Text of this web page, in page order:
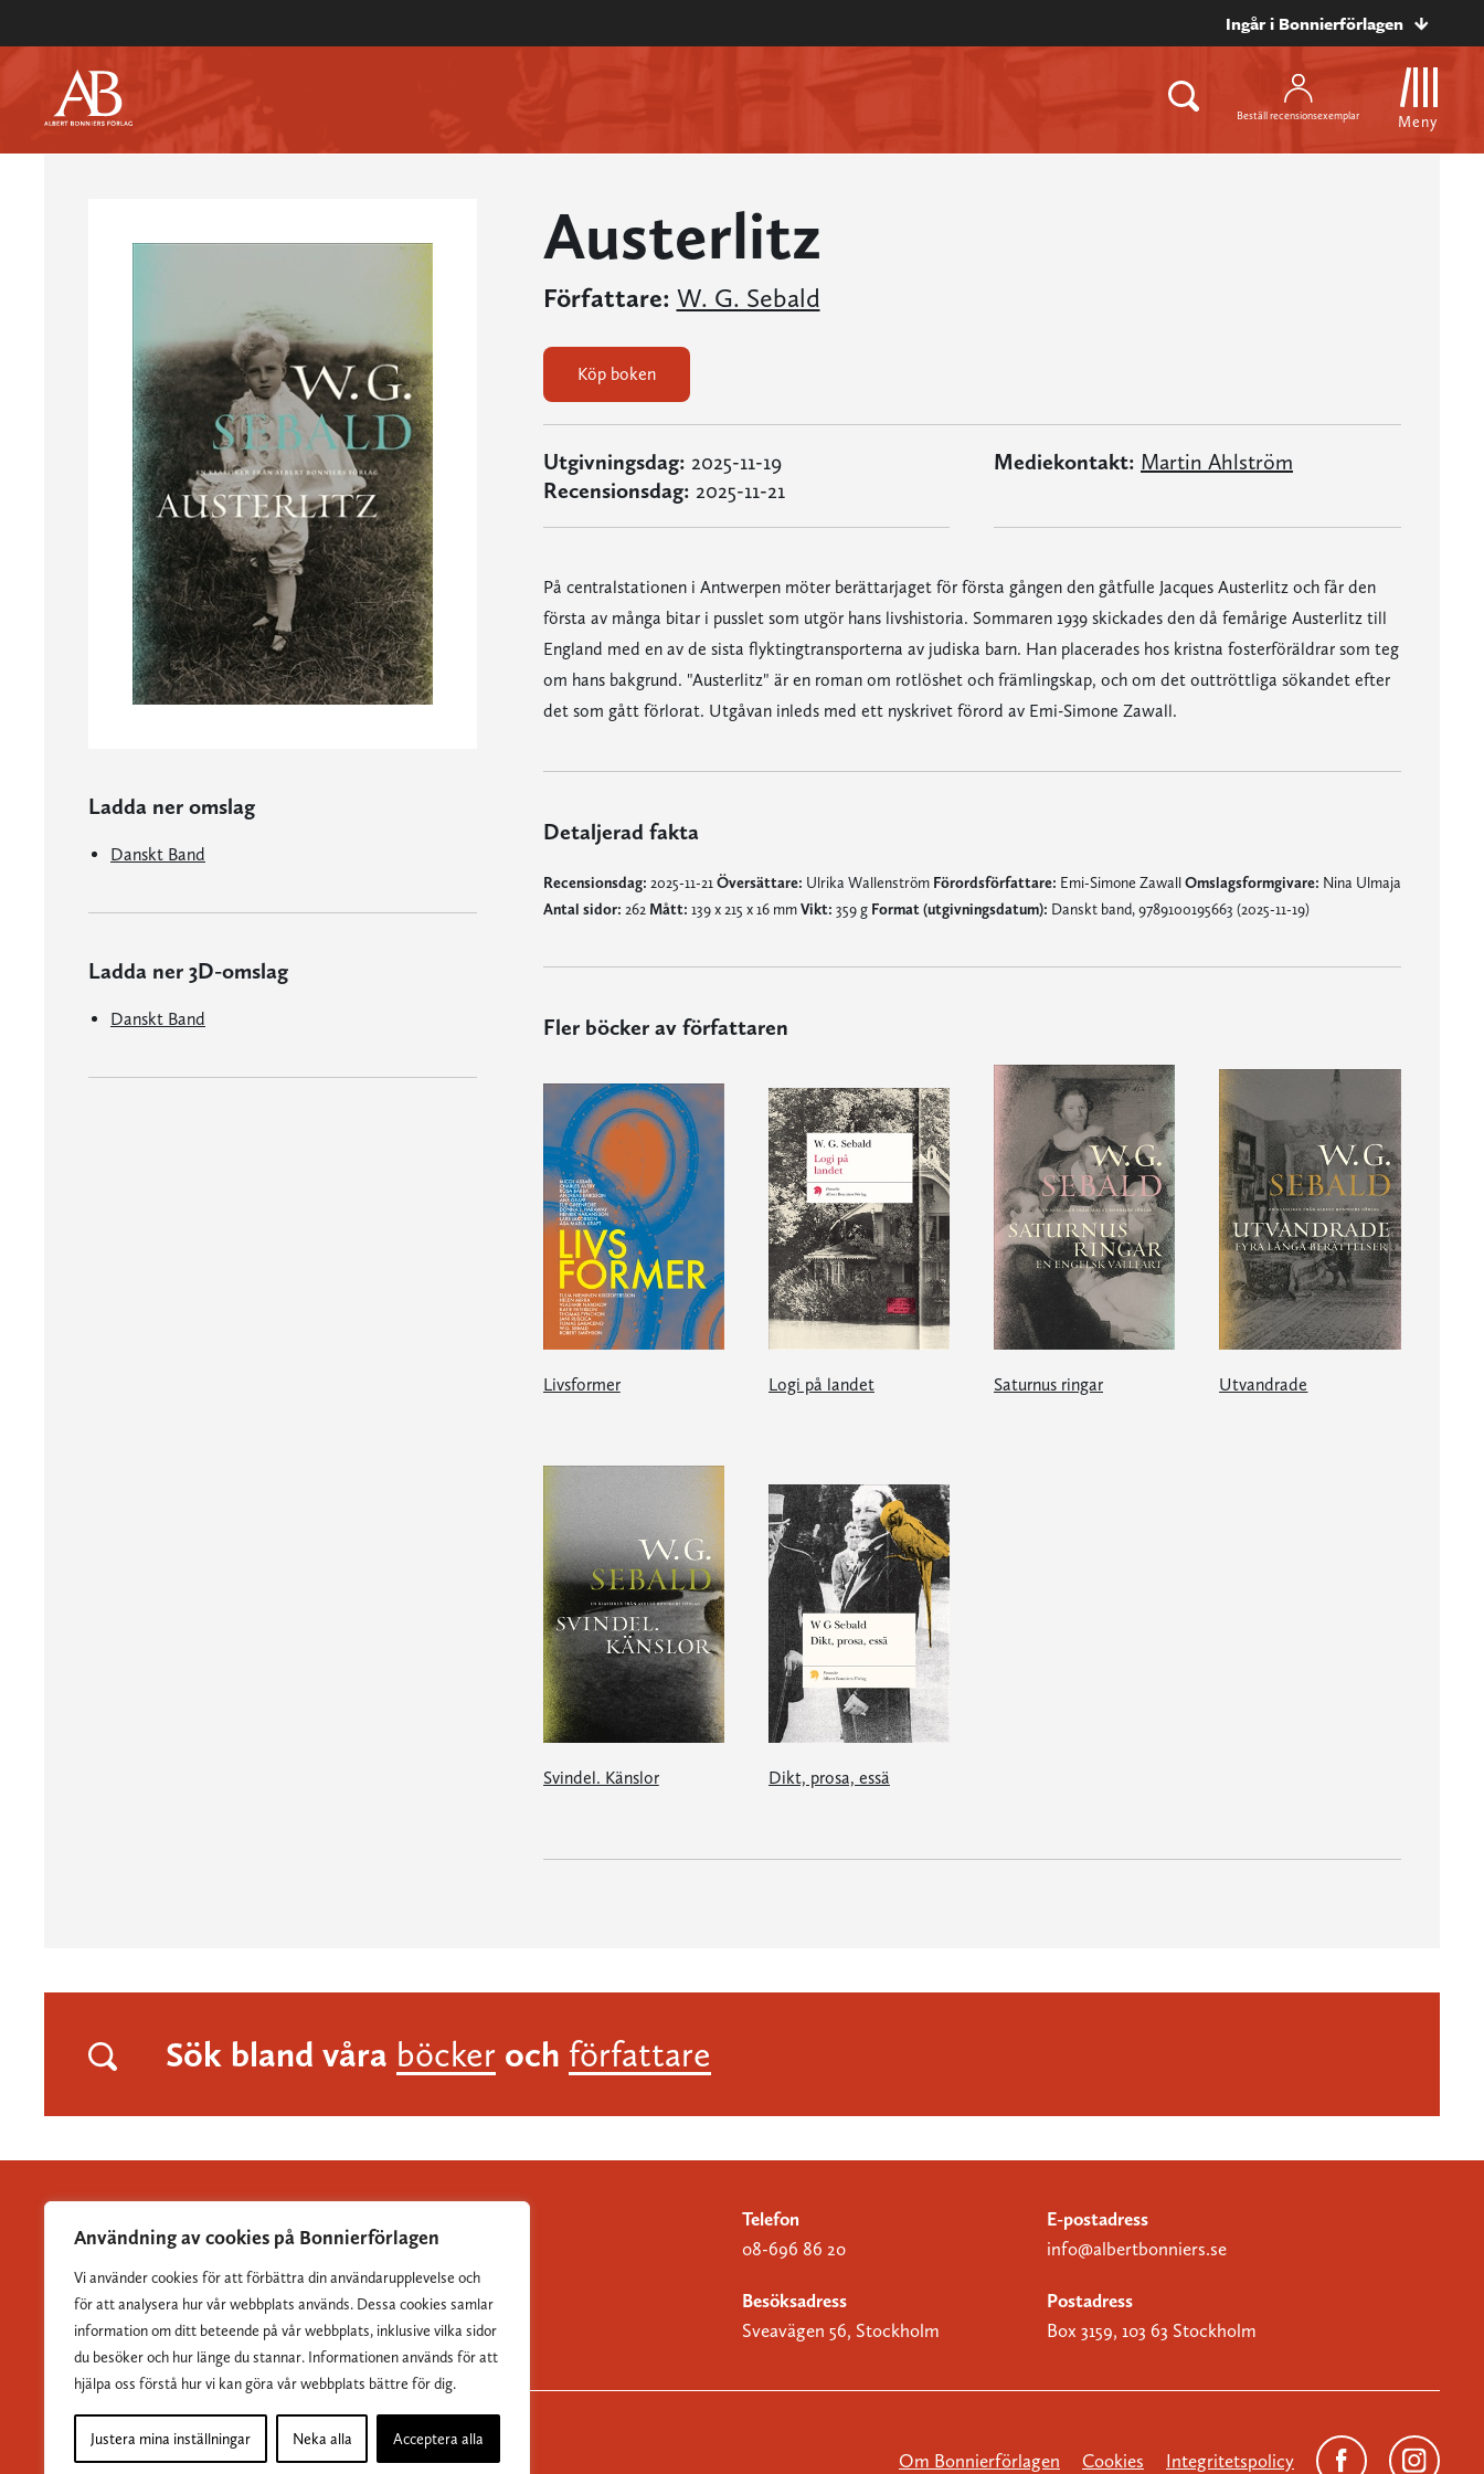
Användning av cookies på Bonnierförlagen
Vi använder cookies för att förbättra din användarupplevelse och
för att analysera hur vår webbplats används. Dessa cookies samlar
information om ditt beteende på vår webbplats, inklusive vilka sidor
du besöker och hur länge du stannar. Informationen används för att
hjälpa oss förstå hur vi kan göra vår webbplats bättre för dig.
Justera mina inställningar Neka alla Acceptera alla
Ingår i Bonnierförlagen
Beställ recensionsexemplar Meny
Ladda ner omslag
Danskt Band
Ladda ner 3D-omslag
Danskt Band
Austerlitz
Författare: W. G. Sebald
Köp boken
Utgivningsdag: 2025-11-19
Recensionsdag: 2025-11-21
Mediekontakt: Martin Ahlström
På centralstationen i Antwerpen möter berättarjaget för första gången den gåtfulle Jacques Austerlitz och får den
första av många bitar i pusslet som utgör hans livshistoria. Sommaren 1939 skickades den då femårige Austerlitz till
England med en av de sista flyktingtransporterna av judiska barn. Han placerades hos kristna fosterföräldrar som teg
om hans bakgrund. "Austerlitz" är en roman om rotlöshet och främlingskap, och om det outtröttliga sökandet efter
det som gått förlorat. Utgåvan inleds med ett nyskrivet förord av Emi-Simone Zawall.
Detaljerad fakta
Recensionsdag: 2025-11-21 Översättare: Ulrika Wallenström Förordsförfattare: Emi-Simone ZawallOmslagsformgivare: Nina Ulmaja
Antal sidor: 262 Mått: 139 x 215 x 16 mmVikt: 359 g Format (utgivningsdatum): Danskt band, 9789100195663 (2025-11-19)
Fler böcker av författaren
Livsformer Logi på landet Saturnus ringar Utvandrade
Svindel. Känslor Dikt, prosa, essä
Sök bland våra böcker och författare
Albert Bonniers Förlag grundades 1837 och är Sveriges
största skönlitterära förlag.
Telefon
08-696 86 20
E-postadress
info@albertbonniers.se
Besöksadress
Sveavägen 56, Stockholm
Postadress
Box 3159, 103 63 Stockholm
Om Bonnierförlagen Cookies Integritetspolicy